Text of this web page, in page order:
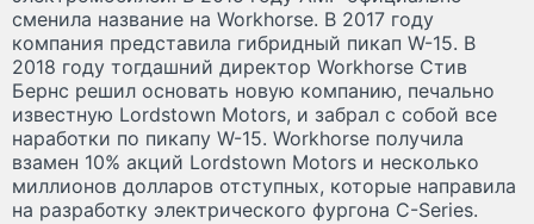
сменила название на Workhorse. В 2017 году
компания представила гибридный пикап W-15. В
2018 году тогдашний директор Workhorse Стив
Бернс решил основать новую компанию, печально
известную Lordstown Motors, и забрал с собой все
наработки по пикапу W-15. Workhorse получила
взамен 10% акций Lordstown Motors и несколько
миллионов долларов отступных, которые направила
на разработку электрического фургона C-Series.